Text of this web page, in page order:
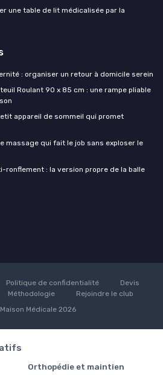
une table de lit médicalisée par la
: organiser un retour à domicile serein
Roulant 90 x 85 cm : une rampe pliable
appareil de sommeil qui promet
massage qui fait le job sans exploser le
ronflement : la version propre de la balle
Politique de confidentialité
Devis
Méthodologie
Rejoindre le club
Médicale 2026
Orthopédie et maintien